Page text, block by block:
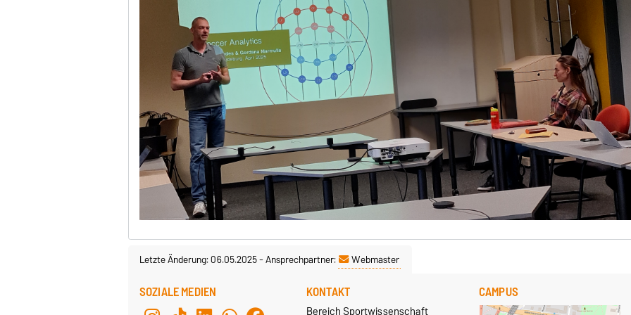
Letzte Änderung: 06.05.2025-Ansprechpartner: Webmaster
SOZIALE MEDIEN KONTAKT
Bereich Sportwissenschaft
CAMPUS